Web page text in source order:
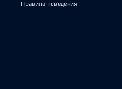
Правила поведения